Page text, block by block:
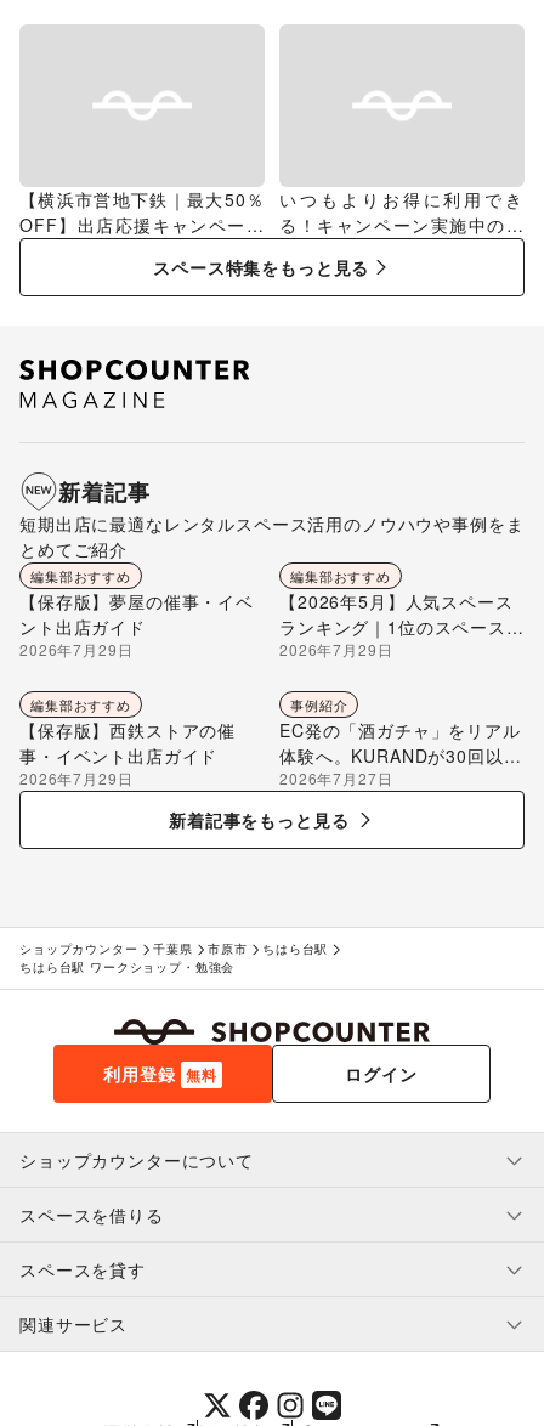
【横浜市営地下鉄｜最大50％
OFF】出店応援キャンペーン
特集
いつもよりお得に利用でき
る！キャンペーン実施中のス
スペース特集をもっと見る
新着記事
短期出店に最適なレンタルスペース活用のノウハウや事例をま
とめてご紹介
編集部おすすめ
【保存版】夢屋の催事・イベ
ント出店ガイド
2026年7月29日
編集部おすすめ
【2026年5月】人気スペース
ランキング｜1位のスペースを
編集部が解説
2026年7月29日
編集部おすすめ
【保存版】西鉄ストアの催
事・イベント出店ガイド
2026年7月29日
事例紹介
EC発の「酒ガチャ」をリアル
体験へ。KURANDが30回以上
のポップアップ出店で届け
る“新しいお酒との出会い”
2026年7月27日
新着記事をもっと見る
ショップカウンター 千葉県 市原市
ちはら台駅
ちはら台駅 ワークショップ・勉強会
利用登録 無料 ログイン
ショップカウンターについて
利用規約・ガイドライン
特定商取引法に基づく表示
補償プログラム
スペースを借りる
スペースを借りたい人へ
ユーザー利用規約
提携パートナー
スペースを貸す
スペースを貸したい方へ
オーナー利用規約
関連サービス
SHOPCOUNTER MAGAZINE